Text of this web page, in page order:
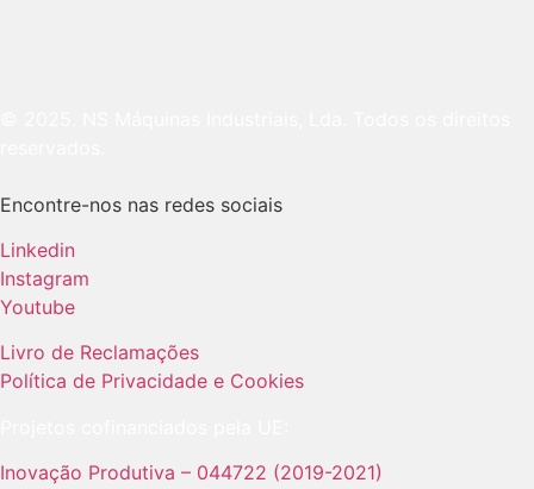
Encontre-nos nas redes sociais
Linkedin
Instagram
Youtube
Livro de Reclamações
Política de Privacidade e Cookies
Inovação Produtiva – 044722 (2019-2021)